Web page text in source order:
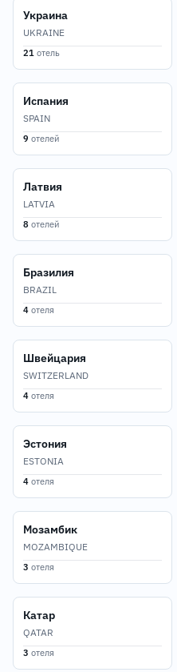
Украина
UKRAINE
21 отель
Испания
SPAIN
9 отелей
Латвия
LATVIA
8 отелей
Бразилия
BRAZIL
4 отеля
Швейцария
SWITZERLAND
4 отеля
Эстония
ESTONIA
4 отеля
Мозамбик
MOZAMBIQUE
3 отеля
Катар
QATAR
3 отеля